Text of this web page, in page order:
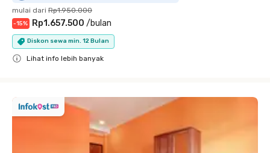
mulai dari Rp1.950.000
-15% Rp1.657.500 /bulan
Diskon sewa min. 12 Bulan
Lihat info lebih banyak